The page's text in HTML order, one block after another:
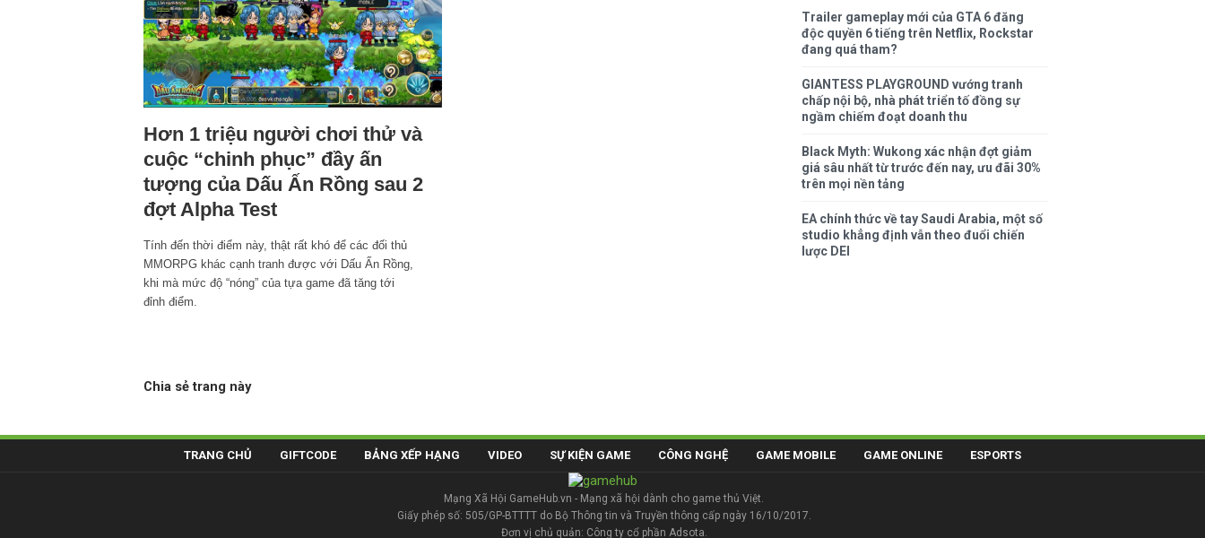
Hơn 1 triệu người chơi thử và
cuộc “chinh phục” đầy ấn
tượng của Dấu Ấn Rồng sau 2
đợt Alpha Test
Tính đến thời điểm này, thật rất khó để các đối thủ
MMORPG khác cạnh tranh được với Dấu Ấn Rồng,
khi mà mức độ “nóng” của tựa game đã tăng tới
đỉnh điểm.
Chia sẻ trang này
Trailer gameplay mới của GTA 6 đăng
độc quyền 6 tiếng trên Netflix, Rockstar
đang quá tham?
GIANTESS PLAYGROUND vướng tranh
chấp nội bộ, nhà phát triển tố đồng sự
ngầm chiếm đoạt doanh thu
Black Myth: Wukong xác nhận đợt giảm
giá sâu nhất từ trước đến nay, ưu đãi 30%
trên mọi nền tảng
EA chính thức về tay Saudi Arabia, một số
studio khẳng định vẫn theo đuổi chiến
lược DEI
TRANG CHỦ GIFTCODE BẢNG XẾP HẠNG VIDEO SỰ KIỆN GAME CÔNG NGHỆ GAME MOBILE GAME ONLINE ESPORTS
Mạng Xã Hội GameHub.vn - Mạng xã hội dành cho game thủ Việt.
Giấy phép số: 505/GP-BTTTT do Bộ Thông tin và Truyền thông cấp ngày 16/10/2017.
Đơn vị chủ quản: Công ty cổ phần Adsota.